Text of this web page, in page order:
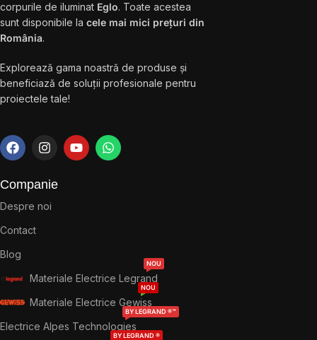
corpurile de iluminat Eglo. Toate acestea
sunt disponibile la cele mai mici prețuri din
România.
Explorează gama noastră de produse și
beneficiază de soluții profesionale pentru
proiectele tale!
Companie
Despre noi
Contact
Blog
Materiale Electrice Legrand
NOU
Materiale Electrice Gewiss
NOU
Electrice Alpes Technologies
BY LEGRAND ®™
BY LEGRAND ®